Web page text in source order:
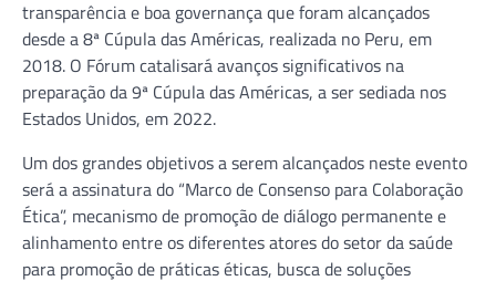
transparência e boa governança que foram alcançados
desde a 8ª Cúpula das Américas, realizada no Peru, em
2018. O Fórum catalisará avanços significativos na
preparação da 9ª Cúpula das Américas, a ser sediada nos
Estados Unidos, em 2022.
Um dos grandes objetivos a serem alcançados neste evento
será a assinatura do “Marco de Consenso para Colaboração
Ética”, mecanismo de promoção de diálogo permanente e
alinhamento entre os diferentes atores do setor da saúde
para promoção de práticas éticas, busca de soluções